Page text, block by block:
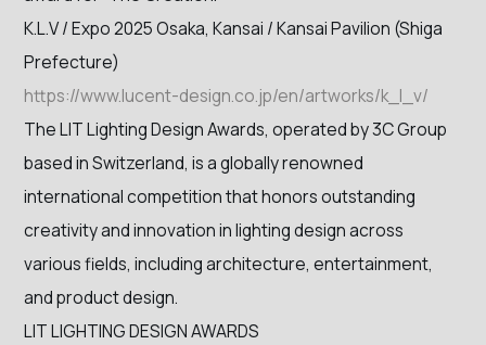
K.L.V / Expo 2025 Osaka, Kansai / Kansai Pavilion (Shiga
Prefecture)
https://www.lucent-design.co.jp/en/artworks/k_l_v/
The LIT Lighting Design Awards, operated by 3C Group
based in Switzerland, is a globally renowned
international competition that honors outstanding
creativity and innovation in lighting design across
various fields, including architecture, entertainment,
and product design.
LIT LIGHTING DESIGN AWARDS